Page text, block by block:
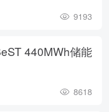
9193
440MWh储能
8618